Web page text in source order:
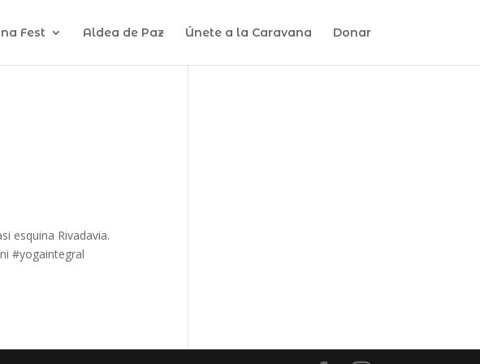
Fest Aldea de Paz Únete a la Caravana Donar
esquina Rivadavia.
#yogaintegral